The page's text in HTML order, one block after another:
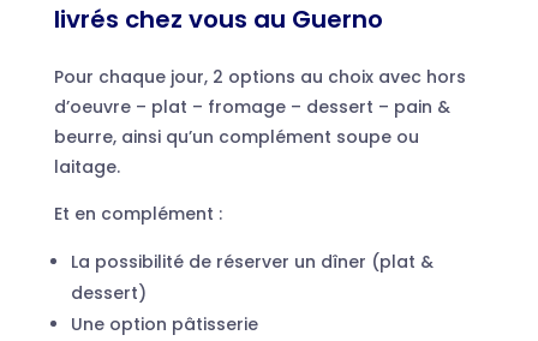
livrés chez vous au Guerno
Pour chaque jour, 2 options au choix avec hors
d’oeuvre – plat – fromage – dessert – pain &
beurre, ainsi qu’un complément soupe ou
laitage.
Et en complément :
La possibilité de réserver un dîner (plat &
dessert)
Une option pâtisserie